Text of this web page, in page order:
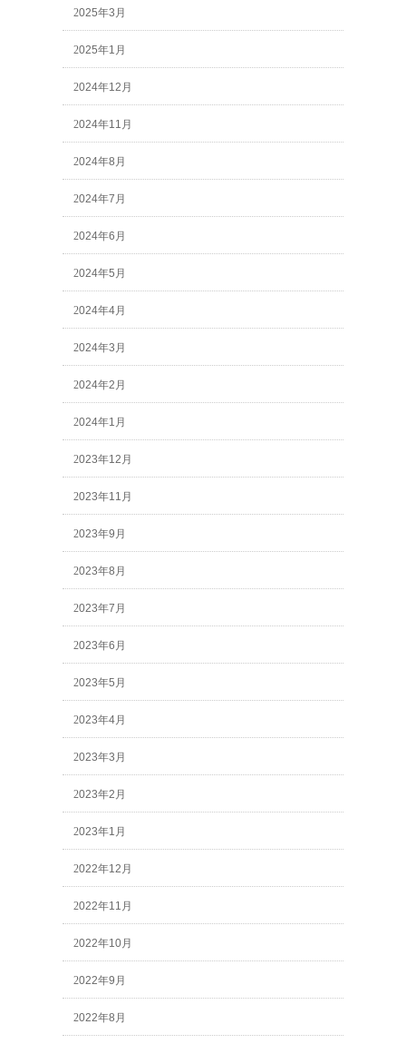
2025年3月
2025年1月
2024年12月
2024年11月
2024年8月
2024年7月
2024年6月
2024年5月
2024年4月
2024年3月
2024年2月
2024年1月
2023年12月
2023年11月
2023年9月
2023年8月
2023年7月
2023年6月
2023年5月
2023年4月
2023年3月
2023年2月
2023年1月
2022年12月
2022年11月
2022年10月
2022年9月
2022年8月